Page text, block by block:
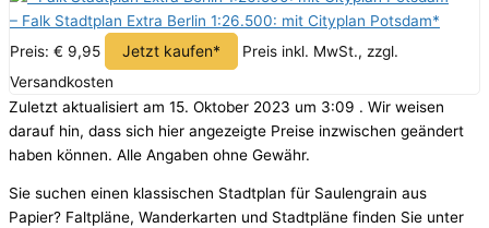
– Falk Stadtplan Extra Berlin 1:26.500: mit Cityplan Potsdam*
Preis: € 9,95
Jetzt kaufen*
Preis inkl. MwSt., zzgl.
Versandkosten
Zuletzt aktualisiert am 15. Oktober 2023 um 3:09 . Wir weisen
darauf hin, dass sich hier angezeigte Preise inzwischen geändert
haben können. Alle Angaben ohne Gewähr.
Sie suchen einen klassischen Stadtplan für Saulengrain aus
Papier? Faltpläne, Wanderkarten und Stadtpläne finden Sie unter